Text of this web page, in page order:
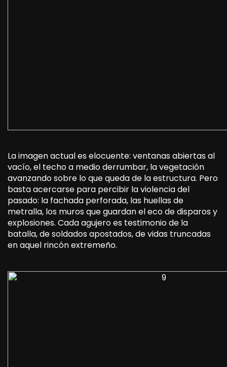
La imagen actual es elocuente: ventanas abiertas al
vacío, el techo a medio derrumbar, la vegetación
avanzando sobre lo que queda de la estructura. Pero
basta acercarse para percibir la violencia del
pasado: la fachada perforada, las huellas de
metralla, los muros que guardan el eco de disparos y
explosiones. Cada agujero es testimonio de la
batalla, de soldados apostados, de vidas truncadas
en aquel rincón extremeño.